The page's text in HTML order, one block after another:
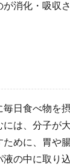
消化・吸収
日食べ物を
は、分子が
めに、胃や
の中に取り